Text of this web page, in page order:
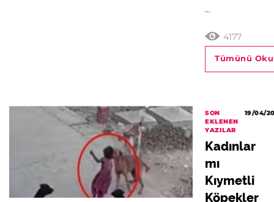
...
4177
Tümünü Oku
SON
EKLENEN
YAZILAR
19/04/
Kadınlar
mı
Kıymetli
Köpekler